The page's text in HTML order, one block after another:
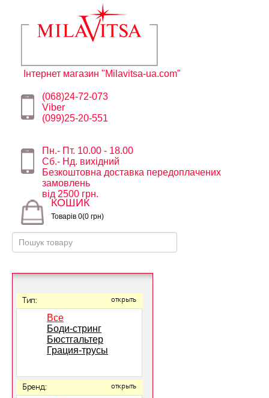
Інтернет магазин "Milavitsa-ua.com"
(068)24-72-073
Viber
(099)25-20-551
Пн.- Пт. 10.00 - 18.00
Сб.- Нд. вихідний
Безкоштовна доставка передоплачених
замовлень
від 2500 грн.
КОШИК
Товарів 0(0 грн)
Тип: открыть
Все
Боди-стринг
Бюстгальтер
Грация-трусы
Бренд: открыть